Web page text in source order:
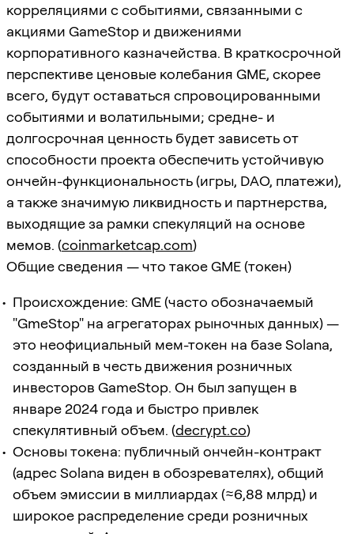
корреляциями с событиями, связанными с
акциями GameStop и движениями
корпоративного казначейства. В краткосрочной
перспективе ценовые колебания GME, скорее
всего, будут оставаться спровоцированными
событиями и волатильными; средне- и
долгосрочная ценность будет зависеть от
способности проекта обеспечить устойчивую
ончейн-функциональность (игры, DAO, платежи),
а также значимую ликвидность и партнерства,
выходящие за рамки спекуляций на основе
мемов. (coinmarketcap.com)
Общие сведения — что такое GME (токен)
Происхождение: GME (часто обозначаемый
"GmeStop" на агрегаторах рыночных данных) —
это неофициальный мем-токен на базе Solana,
созданный в честь движения розничных
инвесторов GameStop. Он был запущен в
январе 2024 года и быстро привлек
спекулятивный объем. (decrypt.co)
Основы токена: публичный ончейн-контракт
(адрес Solana виден в обозревателях), общий
объем эмиссии в миллиардах (≈6,88 млрд) и
широкое распределение среди розничных